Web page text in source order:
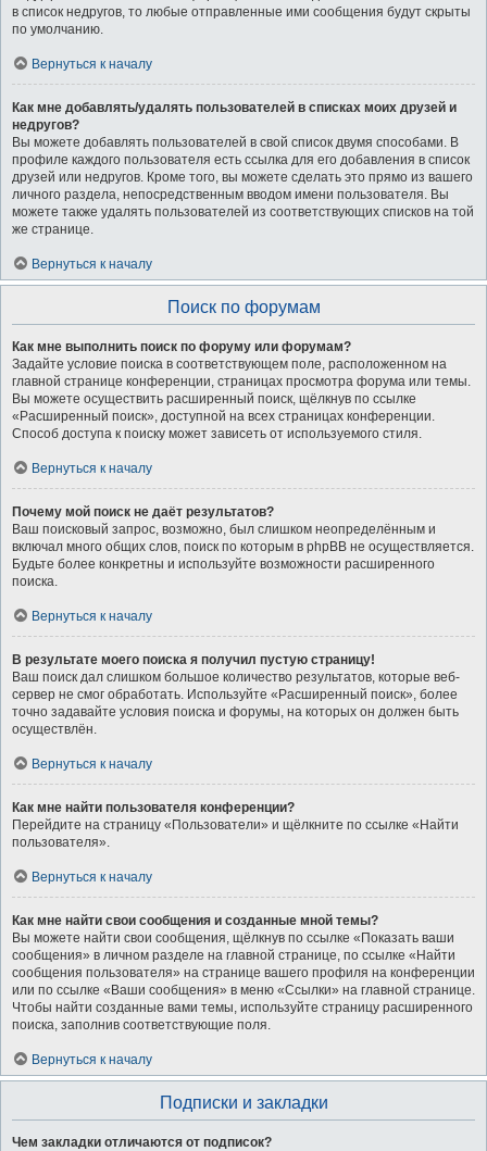
в список недругов, то любые отправленные ими сообщения будут скрыты
по умолчанию.
Вернуться к началу
Как мне добавлять/удалять пользователей в списках моих друзей и
недругов?
Вы можете добавлять пользователей в свой список двумя способами. В
профиле каждого пользователя есть ссылка для его добавления в список
друзей или недругов. Кроме того, вы можете сделать это прямо из вашего
личного раздела, непосредственным вводом имени пользователя. Вы
можете также удалять пользователей из соответствующих списков на той
же странице.
Вернуться к началу
Поиск по форумам
Как мне выполнить поиск по форуму или форумам?
Задайте условие поиска в соответствующем поле, расположенном на
главной странице конференции, страницах просмотра форума или темы.
Вы можете осуществить расширенный поиск, щёлкнув по ссылке
«Расширенный поиск», доступной на всех страницах конференции.
Способ доступа к поиску может зависеть от используемого стиля.
Вернуться к началу
Почему мой поиск не даёт результатов?
Ваш поисковый запрос, возможно, был слишком неопределённым и
включал много общих слов, поиск по которым в phpBB не осуществляется.
Будьте более конкретны и используйте возможности расширенного
поиска.
Вернуться к началу
В результате моего поиска я получил пустую страницу!
Ваш поиск дал слишком большое количество результатов, которые веб-
сервер не смог обработать. Используйте «Расширенный поиск», более
точно задавайте условия поиска и форумы, на которых он должен быть
осуществлён.
Вернуться к началу
Как мне найти пользователя конференции?
Перейдите на страницу «Пользователи» и щёлкните по ссылке «Найти
пользователя».
Вернуться к началу
Как мне найти свои сообщения и созданные мной темы?
Вы можете найти свои сообщения, щёлкнув по ссылке «Показать ваши
сообщения» в личном разделе на главной странице, по ссылке «Найти
сообщения пользователя» на странице вашего профиля на конференции
или по ссылке «Ваши сообщения» в меню «Ссылки» на главной странице.
Чтобы найти созданные вами темы, используйте страницу расширенного
поиска, заполнив соответствующие поля.
Вернуться к началу
Подписки и закладки
Чем закладки отличаются от подписок?